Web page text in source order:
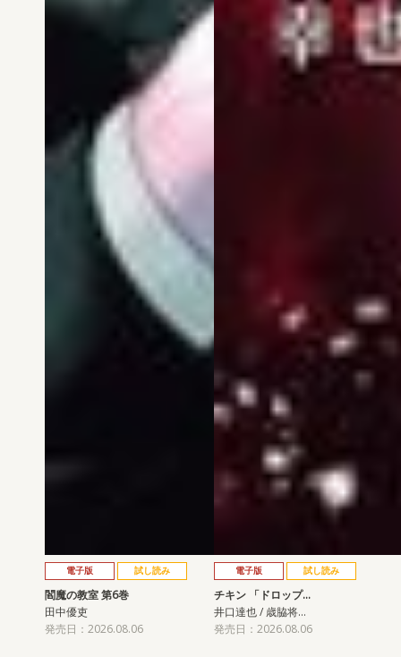
電子版 試し読み
閻魔の教室 第6巻
田中優吏
発売日：2026.08.06
電子版 試し読み
チキン 「ドロップ…
井口達也 / 歳脇将…
発売日：2026.08.06